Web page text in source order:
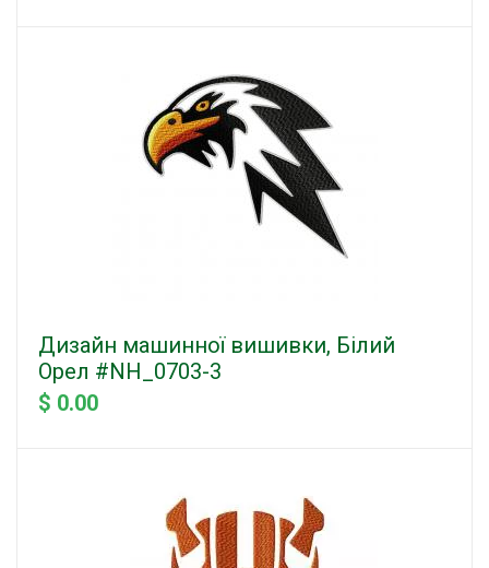
Дизайн машинної вишивки, Білий
Орел #NH_0703-3
$ 0.00